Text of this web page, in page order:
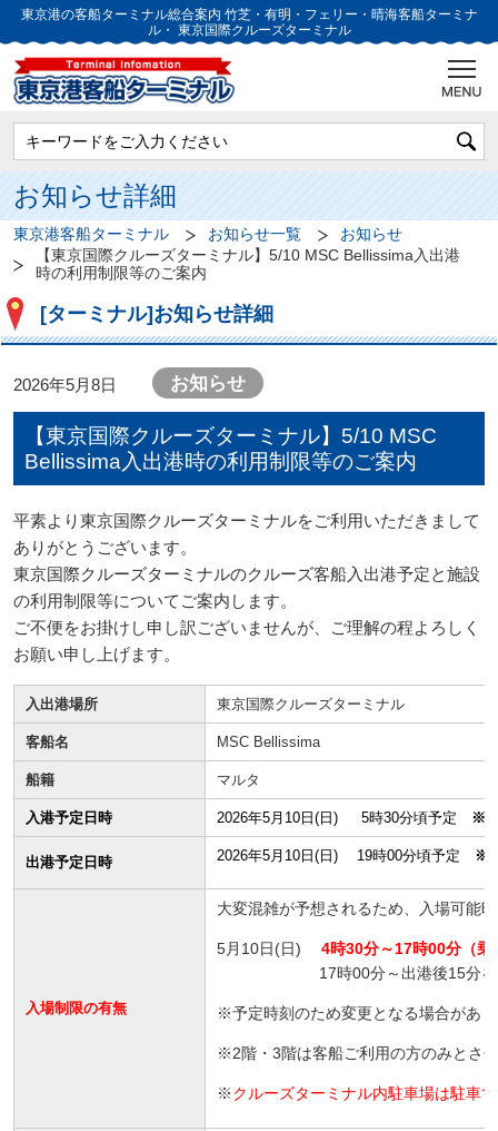
東京港の客船ターミナル総合案内 竹芝・有明・フェリー・晴海客船ターミナ
ル・ 東京国際クルーズターミナル
お知らせ詳細
東京港客船ターミナル お知らせ一覧
お知らせ
【東京国際クルーズターミナル】5/10 MSC Bellissima入出港
時の利用制限等のご案内
[ターミナル]お知らせ詳細
2026年5月8日 お知らせ
【東京国際クルーズターミナル】5/10 MSC
Bellissima入出港時の利用制限等のご案内
平素より東京国際クルーズターミナルをご利用いただきまして
ありがとうございます。
東京国際クルーズターミナルのクルーズ客船入出港予定と施設
の利用制限等についてご案内します。
ご不便をお掛けし申し訳ございませんが、ご理解の程よろしく
お願い申し上げます。
入出港場所 東京国際クルーズターミナル
客船名 MSC Bellissima
船籍 マルタ
入港予定日時 2026年5月10日(日) 5時30分頃予定 ※
出港予定日時 2026年5月10日(日) 19時00分頃予定 ※
入場制限の有無
大変混雑が予想されるため、入場可能
5月10日(日)
4時30分～17時00分（乗
17時00分～ 出港後15分
※予定時刻のため変更となる場合があ
※2階・3階は客船ご利用の方のみとさ
※クルーズターミナル内駐車場は駐車